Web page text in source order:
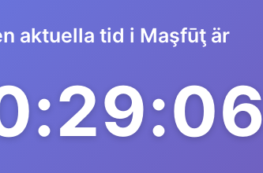
aktuella tid i Maşfūţ är